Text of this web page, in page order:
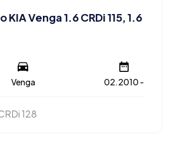
Venga 1.6 CRDi 115, 1.6
Venga 02.2010 -
128